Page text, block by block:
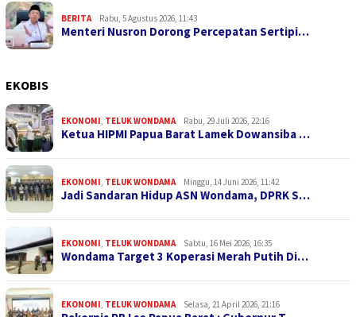
BERITA Rabu, 5 Agustus 2026, 11:43
Menteri Nusron Dorong Percepatan Sertipi…
EKOBIS
EKONOMI, TELUK WONDAMA Rabu, 29 Juli 2026, 22:16
Ketua HIPMI Papua Barat Lamek Dowansiba …
EKONOMI, TELUK WONDAMA Minggu, 14 Juni 2026, 11:42
Jadi Sandaran Hidup ASN Wondama, DPRK S…
EKONOMI, TELUK WONDAMA Sabtu, 16 Mei 2026, 16:35
Wondama Target 3 Koperasi Merah Putih Di…
EKONOMI, TELUK WONDAMA Selasa, 21 April 2026, 21:16